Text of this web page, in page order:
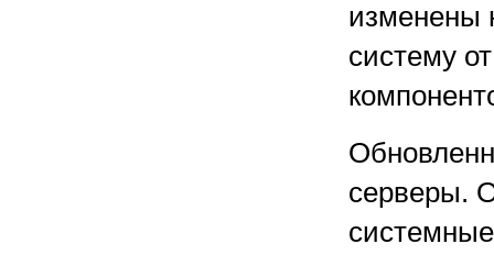
изменены
систему
серверы.